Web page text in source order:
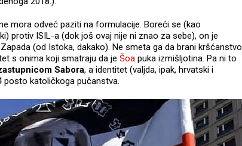
mora odveć paziti na formulacije. Boreći se (kao
protiv ISIL-a (dok još ovaj nije ni znao za sebe), on je
(od Istoka, dakako). Ne smeta ga da brani kršćanstvo
s onima koji smatraju da je Šoa puka izmišljotina. Pa ni to
Sabora, a identitet (valjda, ipak, hrvatski i
posto katoličkoga pučanstva.